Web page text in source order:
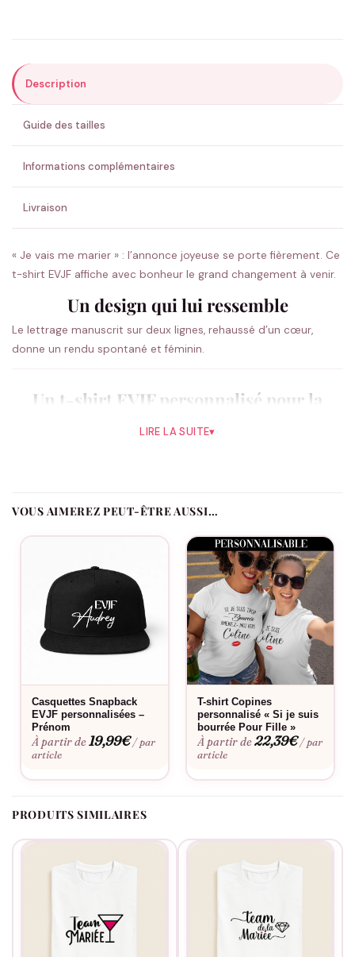
ENVOYER MA DEMANDE ✨
💚 Retour sous 24-48h🇫🇷 Flocage en France✅ Validation avant fabrication
Description
Guide des tailles
Informations complémentaires
Livraison
« Je vais me marier » : l’annonce joyeuse se porte fièrement. Ce
t-shirt EVJF affiche avec bonheur le grand changement à venir.
Un design qui lui ressemble
Le lettrage manuscrit sur deux lignes, rehaussé d’un cœur,
donne un rendu spontané et féminin.
Un t-shirt EVJF personnalisé pour la
team
et le rôle de chaque participante : La Mariée, La Team ou Le
Comment se distingue ce modèle ?
Le lettrage manuscrit sur deux lignes, rehaussé d’un cœur,
donne un rendu spontané et féminin.
Le flocage est-il fait en France ?
Oui, dans notre atelier en France, à la commande.
Fabriqué à la commande, floqué en France.
LIRE LA SUITE▾
VOUS AIMEREZ PEUT-ÊTRE AUSSI…
Casquettes Snapback
EVJF personnalisées –
Prénom
À partir de19,99€ / par
article
T-shirt Copines
personnalisé « Si je suis
bourrée Pour Fille »
À partir de22,39€ / par
article
PRODUITS SIMILAIRES